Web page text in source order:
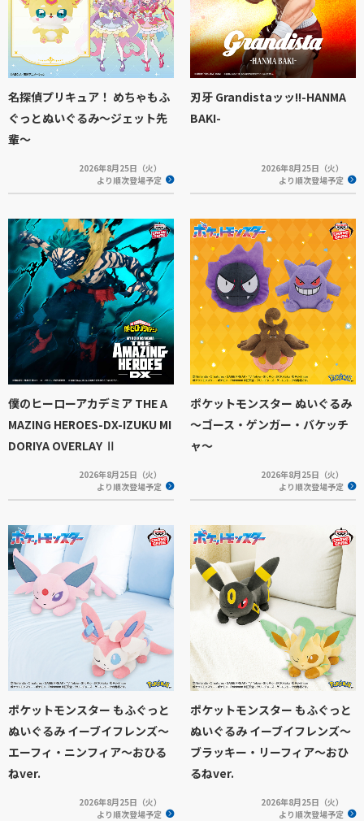
名探偵プリキュア！ めちゃもふ
ぐっとぬいぐるみ～ジェット先
輩～
2026年8月25日（火）
より順次登場予定
刃牙 Grandistaッッ!!-HANMA
BAKI-
2026年8月25日（火）
より順次登場予定
僕のヒーローアカデミア THE A
MAZING HEROES-DX-IZUKU MI
DORIYA OVERLAY Ⅱ
2026年8月25日（火）
より順次登場予定
ポケットモンスター ぬいぐるみ
～ゴース・ゲンガー・バケッチ
ャ～
2026年8月25日（火）
より順次登場予定
ポケットモンスター もふぐっと
ぬいぐるみ イーブイフレンズ～
エーフィ・ニンフィア～おひる
ねver.
2026年8月25日（火）
より順次登場予定
ポケットモンスター もふぐっと
ぬいぐるみ イーブイフレンズ～
ブラッキー・リーフィア～おひ
るねver.
2026年8月25日（火）
より順次登場予定